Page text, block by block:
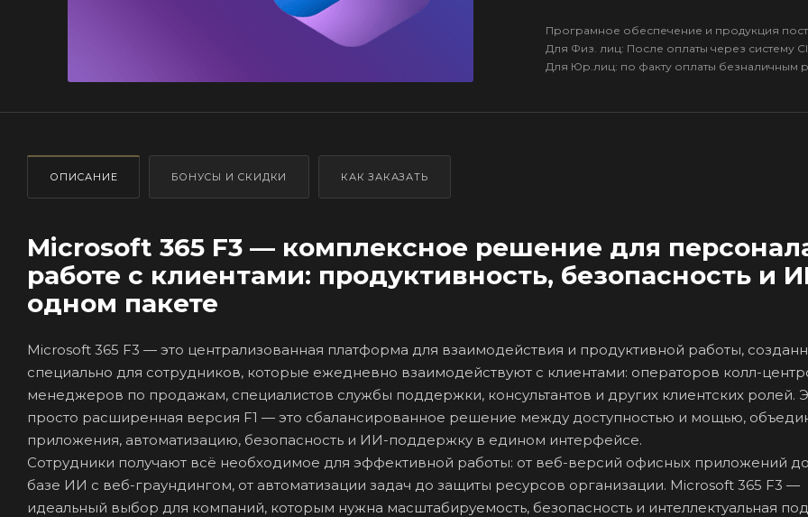
Програмное обеспечение и продукция
Для Физ. лиц: После оплаты через систему
Для Юр.лиц: по факту оплаты безналичным
ОПИСАНИЕ БОНУСЫ И СКИДКИ КАК ЗАКАЗАТЬ
Microsoft 365 F3 — комплексное решение для
работе с клиентами: продуктивность, безопасность и
одном пакете
Microsoft 365 F3 — это централизованная платформа для взаимодействия и продуктивной работы,
специально для сотрудников, которые ежедневно взаимодействуют с клиентами: операторов колл-
менеджеров по продажам, специалистов службы поддержки, консультантов и других клиентских ролей.
просто расширенная версия F1 — это сбалансированное решение между доступностью и мощью,
приложения, автоматизацию, безопасность и ИИ-поддержку в едином интерфейсе.
Сотрудники получают всё необходимое для эффективной работы: от веб-версий офисных приложений до
базе ИИ с веб-граундингом, от автоматизации задач до защиты ресурсов организации. Microsoft 365 F3 —
идеальный выбор для компаний, которым нужна масштабируемость, безопасность и интеллектуальная